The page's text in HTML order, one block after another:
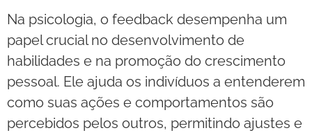
Na psicologia, o feedback desempenha um
papel crucial no desenvolvimento de
habilidades e na promoção do crescimento
pessoal. Ele ajuda os indivíduos a entenderem
como suas ações e comportamentos são
percebidos pelos outros, permitindo ajustes e